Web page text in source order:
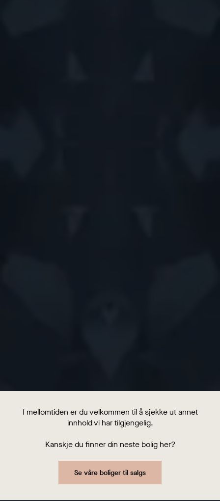
I mellomtiden er du velkommen til å sjekke ut annet
innhold vi har tilgjengelig.
Kanskje du finner din neste bolig her?
Se våre boliger til salgs